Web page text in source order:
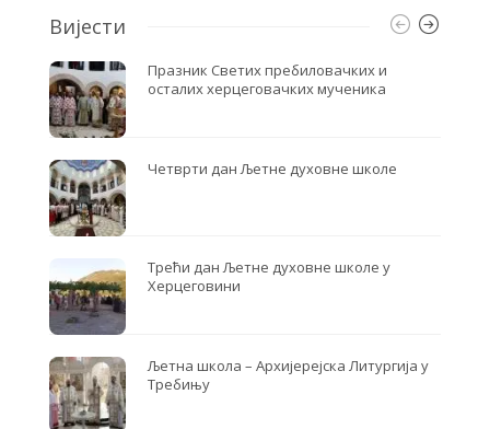
Вијести
Празник Светих пребиловачких и
осталих херцеговачких мученика
Четврти дан Љетне духовне школе
Трећи дан Љетне духовне школе у
Херцеговини
Љетна школа – Архијерејска Литургија у
Требињу